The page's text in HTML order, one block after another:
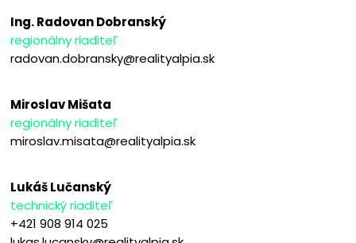
Ing. Radovan Dobranský
regionálny riaditeľ
radovan.dobransky@realityalpia.sk
Miroslav Mišata
regionálny riaditeľ
miroslav.misata@realityalpia.sk
Lukáš Lučanský
technický riaditeľ
+421 908 914 025